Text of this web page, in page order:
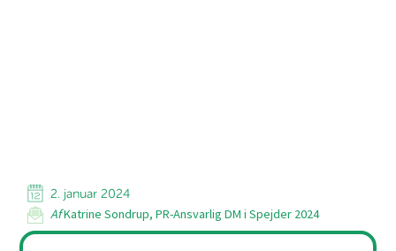
2. januar 2024
AfKatrine Sondrup, PR-Ansvarlig DM i Spejder 2024